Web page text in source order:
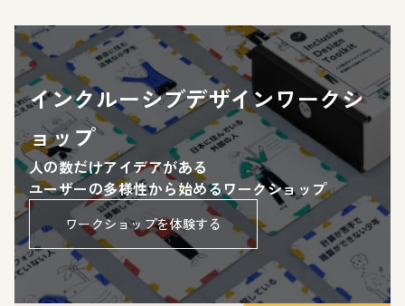
インクルーシブデザインワークシ
ョップ
人の数だけアイデアがある
ユーザーの多様性から始めるワークショップ
ワークショップを体験する